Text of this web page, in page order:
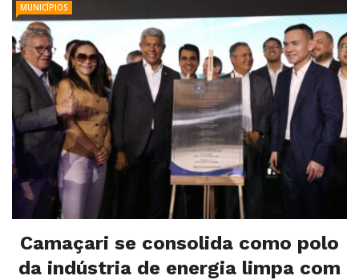
MUNICÍPIOS
Camaçari se consolida como polo
da indústria de energia limpa com